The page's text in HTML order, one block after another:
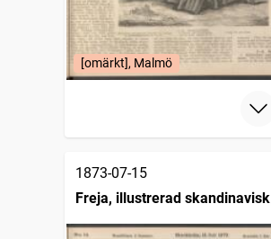
[omärkt], Malmö
1873-07-15
Freja, illustrerad skandinavisk
modetidning